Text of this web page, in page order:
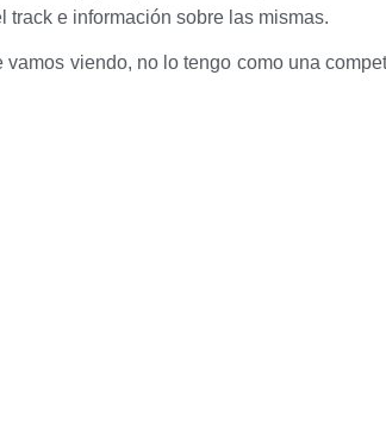
track e información sobre las mismas.
viendo, no lo tengo como una